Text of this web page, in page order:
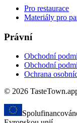
Pro restaurace
Materiály pro
Právní
Obchodní
Obchodní
Ochrana
© 2026